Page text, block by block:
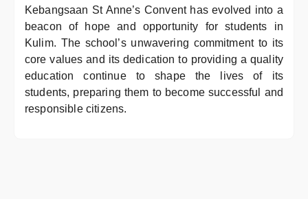
Kebangsaan St Anne’s Convent has evolved into a
beacon of hope and opportunity for students in
Kulim. The school’s unwavering commitment to its
core values and its dedication to providing a quality
education continue to shape the lives of its
students, preparing them to become successful and
responsible citizens.